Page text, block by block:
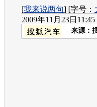
[我来说两句] [字号：
2009年11月23日11:45
来源：